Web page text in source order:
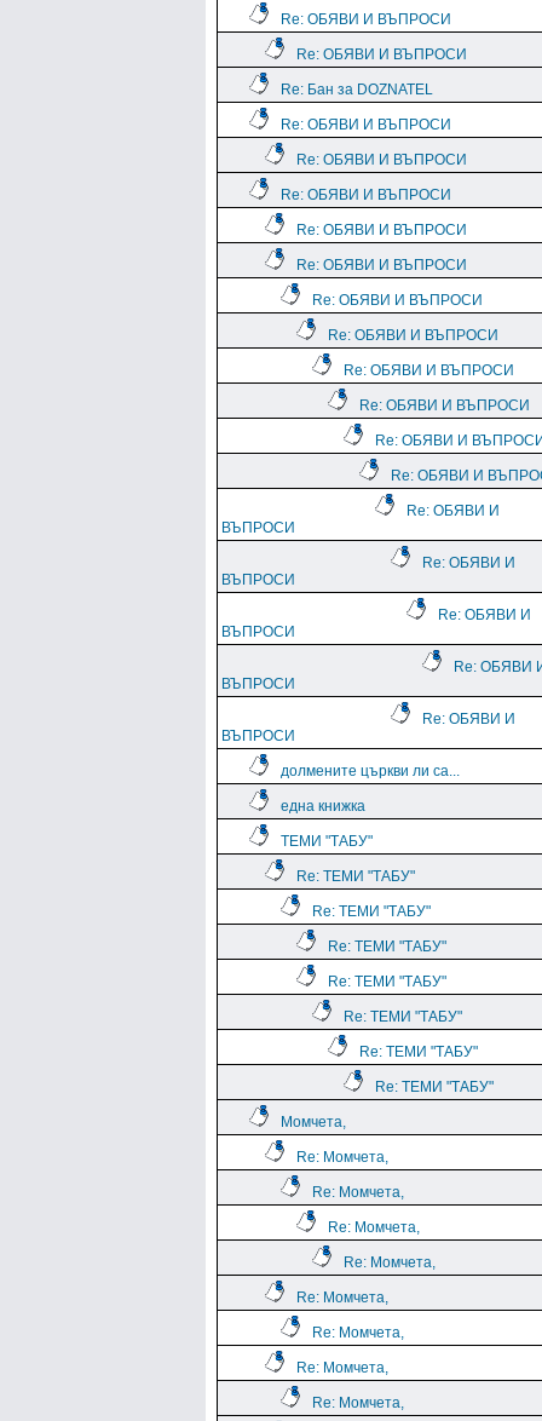
Re: ОБЯВИ И ВЪПРОСИ
Re: ОБЯВИ И ВЪПРОСИ
Re: Бан за DOZNATEL
Re: ОБЯВИ И ВЪПРОСИ
Re: ОБЯВИ И ВЪПРОСИ
Re: ОБЯВИ И ВЪПРОСИ
Re: ОБЯВИ И ВЪПРОСИ
Re: ОБЯВИ И ВЪПРОСИ
Re: ОБЯВИ И ВЪПРОСИ
Re: ОБЯВИ И ВЪПРОСИ
Re: ОБЯВИ И ВЪПРОСИ
Re: ОБЯВИ И ВЪПРОСИ
Re: ОБЯВИ И
Re: ОБЯВИ И
Re: ОБЯВИ И
ВЪПРОСИ
Re: ОБЯВИ И
ВЪПРОСИ
Re: ОБЯВИ И
ВЪПРОСИ
Re: ОБЯВИ
ВЪПРОСИ
Re: ОБЯВИ И
ВЪПРОСИ
долмените църкви ли са...
една книжка
ТЕМИ "ТАБУ"
Re: ТЕМИ "ТАБУ"
Re: ТЕМИ "ТАБУ"
Re: ТЕМИ "ТАБУ"
Re: ТЕМИ "ТАБУ"
Re: ТЕМИ "ТАБУ"
Re: ТЕМИ "ТАБУ"
Re: ТЕМИ "ТАБУ"
Момчета,
Re: Момчета,
Re: Момчета,
Re: Момчета,
Re: Момчета,
Re: Момчета,
Re: Момчета,
Re: Момчета,
Re: Момчета,